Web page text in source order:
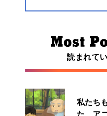
読まれて
私たち
た アニ